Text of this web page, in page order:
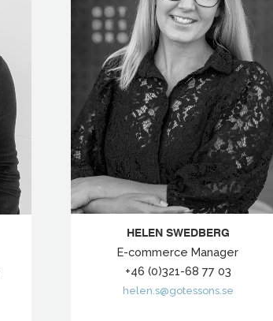
HELEN SWEDBERG
E-commerce Manager
+46 (0)321-68 77 03
helen.s@gotessons.se